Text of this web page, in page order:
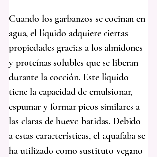
Cuando los garbanzos se cocinan en
agua, el líquido adquiere ciertas
propiedades gracias a los almidones
y proteínas solubles que se liberan
durante la cocción. Este líquido
tiene la capacidad de emulsionar,
espumar y formar picos similares a
las claras de huevo batidas. Debido
a estas características, el aquafaba se
ha utilizado como sustituto vegano